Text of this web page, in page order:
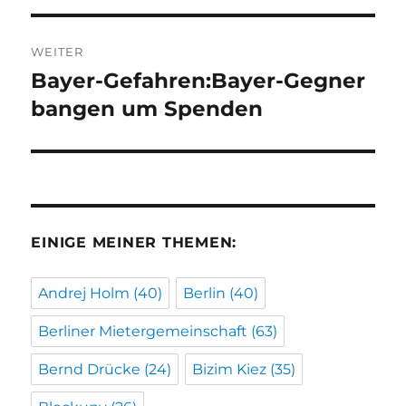
WEITER
Nächster
Beitrag:
Bayer-Gefahren:Bayer-Gegner
bangen um Spenden
EINIGE MEINER THEMEN:
Andrej Holm (40) Berlin (40)
Berliner Mietergemeinschaft (63)
Bernd Drücke (24) Bizim Kiez (35)